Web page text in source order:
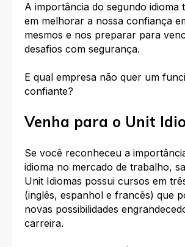
A importância do segundo idioma
em melhorar a nossa confiança
mesmos e nos preparar para
desafios com segurança.
E qual empresa não quer um
confiante?
Venha para o Unit
Se você reconheceu a
idioma no mercado de trabalho,
Unit Idiomas possui cursos em
(inglês, espanhol e francês) que
novas possibilidades
carreira.